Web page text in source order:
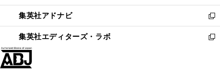
開
く
ウ
で
開
く
ン
ド
ウ
で
ウ
ィ
ン
ド
集英社アドナビ
新
し
い
集英社エディターズ・ラボ
新